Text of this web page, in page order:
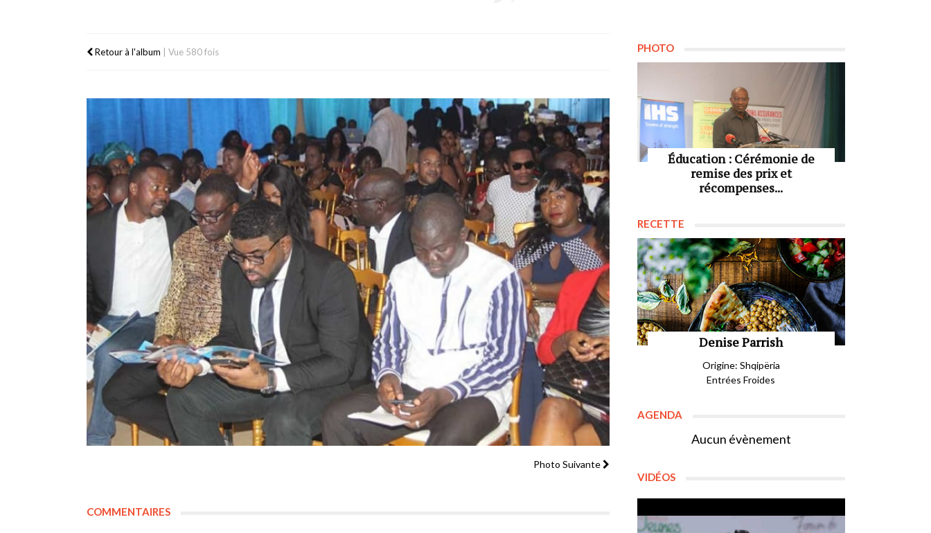
Retour à l'album Vue 580 fois
Photo Suivante
COMMENTAIRES
PHOTO
Éducation : Cérémonie de
remise des prix et
récompenses...
RECETTE
Denise Parrish
Origine: Shqipëria
Entrées Froides
AGENDA
Aucun évènement
VIDÉOS